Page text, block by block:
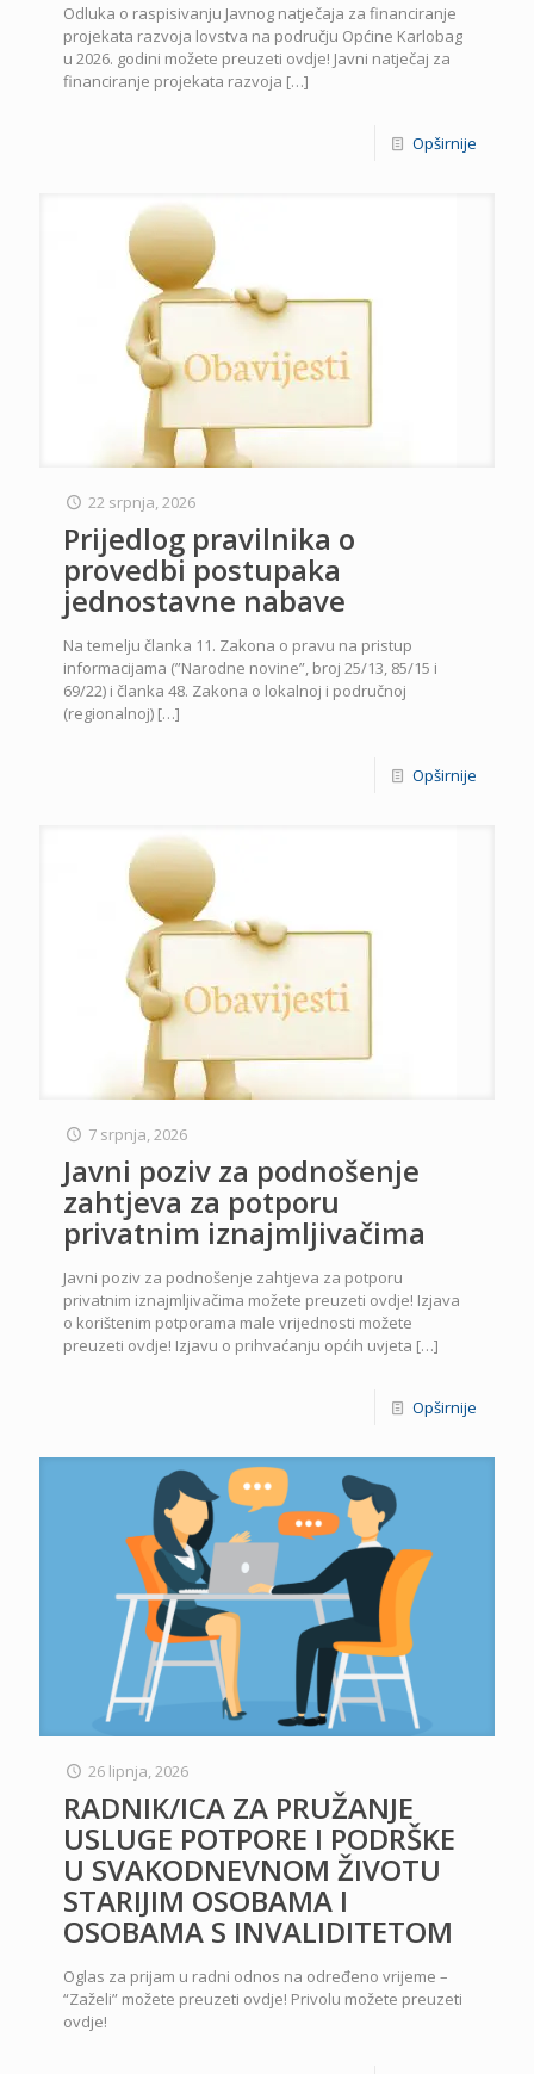
Odluka o raspisivanju Javnog natječaja za financiranje
projekata razvoja lovstva na području Općine Karlobag
u 2026. godini možete preuzeti ovdje! Javni natječaj za
financiranje projekata razvoja […]
Opširnije
22 srpnja, 2026
Prijedlog pravilnika o
provedbi postupaka
jednostavne nabave
Na temelju članka 11. Zakona o pravu na pristup
informacijama (”Narodne novine”, broj 25/13, 85/15 i
69/22) i članka 48. Zakona o lokalnoj i područnoj
(regionalnoj) […]
Opširnije
7 srpnja, 2026
Javni poziv za podnošenje
zahtjeva za potporu
privatnim iznajmljivačima
Javni poziv za podnošenje zahtjeva za potporu
privatnim iznajmljivačima možete preuzeti ovdje! Izjava
o korištenim potporama male vrijednosti možete
preuzeti ovdje! Izjavu o prihvaćanju općih uvjeta […]
Opširnije
26 lipnja, 2026
RADNIK/ICA ZA PRUŽANJE
USLUGE POTPORE I PODRŠKE
U SVAKODNEVNOM ŽIVOTU
STARIJIM OSOBAMA I
OSOBAMA S INVALIDITETOM
Oglas za prijam u radni odnos na određeno vrijeme –
“Zaželi” možete preuzeti ovdje! Privolu možete preuzeti
ovdje!